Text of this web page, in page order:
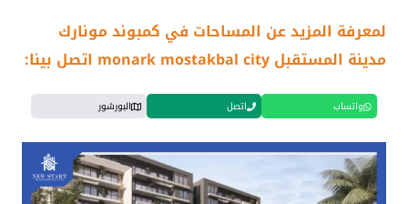
لمعرفة المزيد عن المساحات في كمبوند مونارك
مدينة المستقبل monark mostakbal city اتصل بينا:
واتساب اتصل البورشور